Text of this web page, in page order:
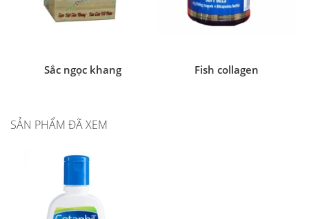
Sắc ngọc khang Fish collagen
SẢN PHẨM ĐÃ XEM